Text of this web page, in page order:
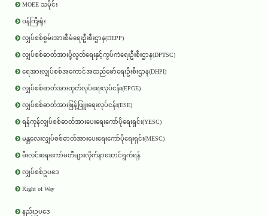
MOEE သမိုင်း
ဝန်ကြီးရုံး
လျှပ်စစ်စွမ်းအားစီမံရေးဦးစီးဌာန(DEPP)
လျှပ်စစ်ဓာတ်အားပို့လွှတ်ရေးနှင့်ကွပ်ကဲရေးဦးစီးဌာန(DPTSC)
ရေအားလျှပ်စစ်အကောင်အထည်ဖော်ရေးဦးစီးဌာန(DHPI)
လျှပ်စစ်ဓာတ်အားထုတ်လုပ်ရေးလုပ်ငန်း(EPGE)
လျှပ်စစ်ဓာတ်အားဖြန့်ဖြူးရေးလုပ်ငန်း(ESE)
ရန်ကုန်လျှပ်စစ်ဓာတ်အားပေးရေးကော်ပိုရေးရှင်း(YESC)
မန္တလေးလျှပ်စစ်ဓာတ်အားပေးရေးကော်ပိုရေးရှင်း(MESC)
မီးလင်းရေးကော်မတီများလိုက်နာဆောင်ရွက်ရန်
လျှပ်စစ်ဥပဒေ
Right of Way
နည်းဥပဒေ